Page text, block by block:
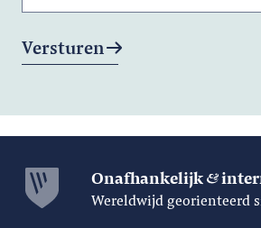
Versturen
Onafhankelijk
Wereldwijd georienteerd